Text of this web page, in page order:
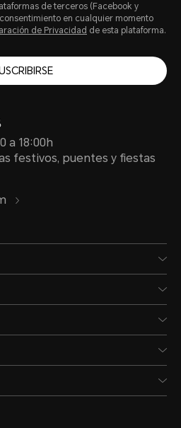
súper carga de
carga real puede
diferentes
reales.
de
de terceros (Facebook y
en cualquier momento
de Privacidad de esta plataforma.
a 18:00h
festivos, puentes y fiestas